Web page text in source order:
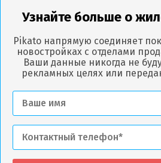
Узнайте больше о
Pikato напрямую соединяет
новостройках с отделами
Ваши данные никогда не
рекламных целях или